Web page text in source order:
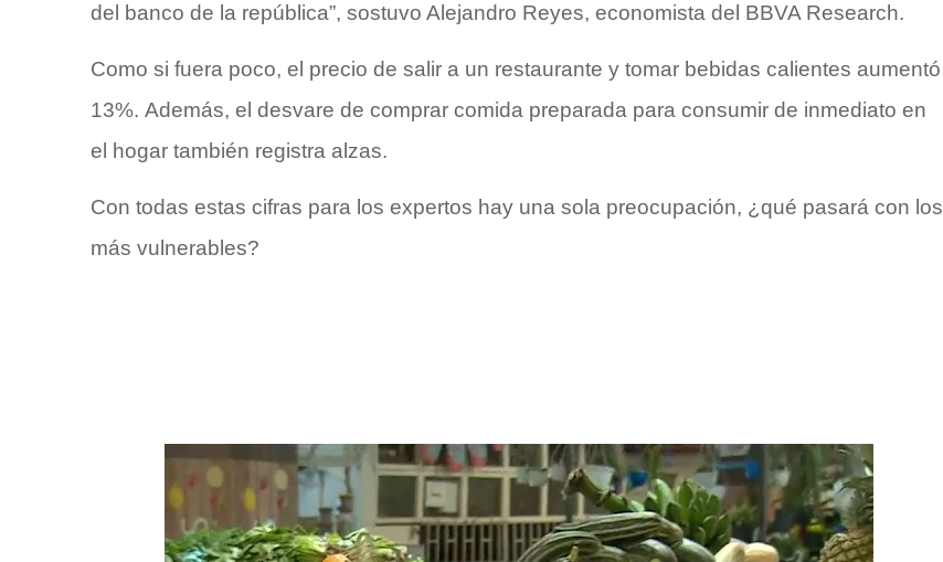
del banco de la república”, sostuvo Alejandro Reyes, economista del BBVA Research.
Como si fuera poco, el precio de salir a un restaurante y tomar bebidas calientes aumentó
13%. Además, el desvare de comprar comida preparada para consumir de inmediato en
el hogar también registra alzas.
Con todas estas cifras para los expertos hay una sola preocupación, ¿qué pasará con los
más vulnerables?